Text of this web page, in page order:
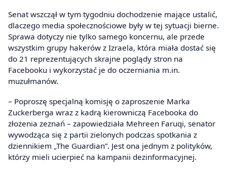
Senat wszczął w tym tygodniu dochodzenie mające ustalić,
dlaczego media społecznościowe były w tej sytuacji bierne.
Sprawa dotyczy nie tylko samego koncernu, ale przede
wszystkim grupy hakerów z Izraela, która miała dostać się
do 21 reprezentujących skrajne poglądy stron na
Facebooku i wykorzystać je do oczerniania m.in.
muzułmanów.
– Poproszę specjalną komisję o zaproszenie Marka
Zuckerberga wraz z kadrą kierowniczą Facebooka do
złożenia zeznań – zapowiedziała Mehreen Faruqi, senator
wywodząca się z partii zielonych podczas spotkania z
dziennikiem „The Guardian”. Jest ona jednym z polityków,
którzy mieli ucierpieć na kampanii dezinformacyjnej.